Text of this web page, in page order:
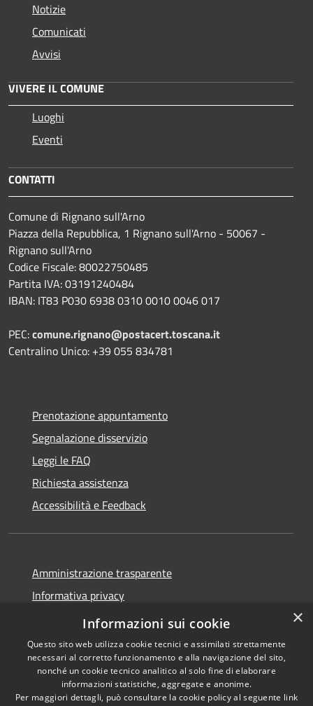
Notizie
Comunicati
Avvisi
VIVERE IL COMUNE
Luoghi
Eventi
CONTATTI
Comune di Rignano sull'Arno
Piazza della Repubblica, 1 Rignano sull'Arno - 50067 -
Rignano sull'Arno
Codice Fiscale: 80022750485
Partita IVA: 03191240484
IBAN: IT83 P030 6938 0310 0010 0046 017
PEC:comune.rignano@postacert.toscana.it
Centralino Unico: +39 055 834781
Prenotazione appuntamento
Segnalazione disservizio
Leggi le FAQ
Richiesta assistenza
Accessibilità e Feedback
Amministrazione trasparente
Informativa privacy
IBAN, CCP, fatturazione
×
Informazioni sui cookie
Questo sito web utilizza cookie tecnici e assimilati strettamente
necessari al corretto funzionamento e alla navigazione del sito,
nonché un cookie tecnico analitico al solo fine di elaborare
informazioni statistiche, aggregate e anonime.
Per maggiori dettagli, può consultare la cookie policy al seguente link